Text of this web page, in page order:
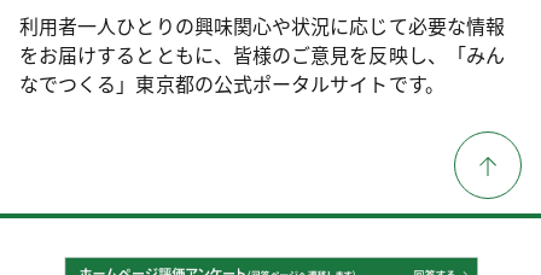
利用者一人ひとりの興味関心や状況に応じて必要な情報
をお届けするとともに、皆様のご意見を反映し、「みん
なでつくる」東京都の公式ポータルサイトです。